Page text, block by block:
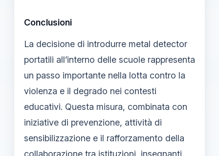
Conclusioni
La decisione di introdurre metal detector
portatili all’interno delle scuole rappresenta
un passo importante nella lotta contro la
violenza e il degrado nei contesti
educativi. Questa misura, combinata con
iniziative di prevenzione, attività di
sensibilizzazione e il rafforzamento della
collaborazione tra istituzioni, insegnanti,